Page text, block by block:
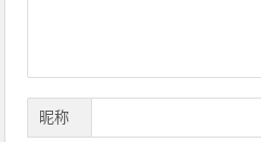
昵称